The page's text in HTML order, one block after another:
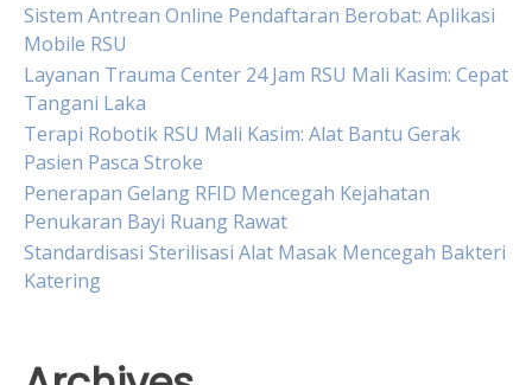
Sistem Antrean Online Pendaftaran Berobat: Aplikasi
Mobile RSU
Layanan Trauma Center 24 Jam RSU Mali Kasim: Cepat
Tangani Laka
Terapi Robotik RSU Mali Kasim: Alat Bantu Gerak
Pasien Pasca Stroke
Penerapan Gelang RFID Mencegah Kejahatan
Penukaran Bayi Ruang Rawat
Standardisasi Sterilisasi Alat Masak Mencegah Bakteri
Katering